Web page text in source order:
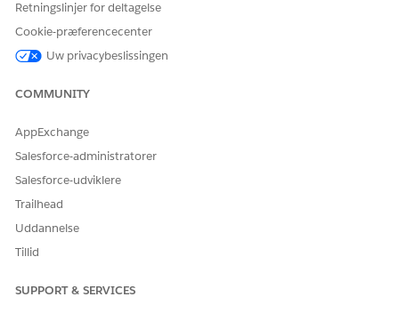
Klik påNy konfiguration
Angiv et appnavn, og gem.
Mobilkonstruktøren åbnes.
ud for den valgte konfiguration.
LØSTE DENNE ARTIKEL DIT PROBLEM?
Retningslinjer for deltagelse
Cookie-præferencecenter
Uw privacybeslissingen
COMMUNITY
AppExchange
Salesforce-administratorer
Salesforce-udviklere
Trailhead
Uddannelse
Tillid
SUPPORT & SERVICES